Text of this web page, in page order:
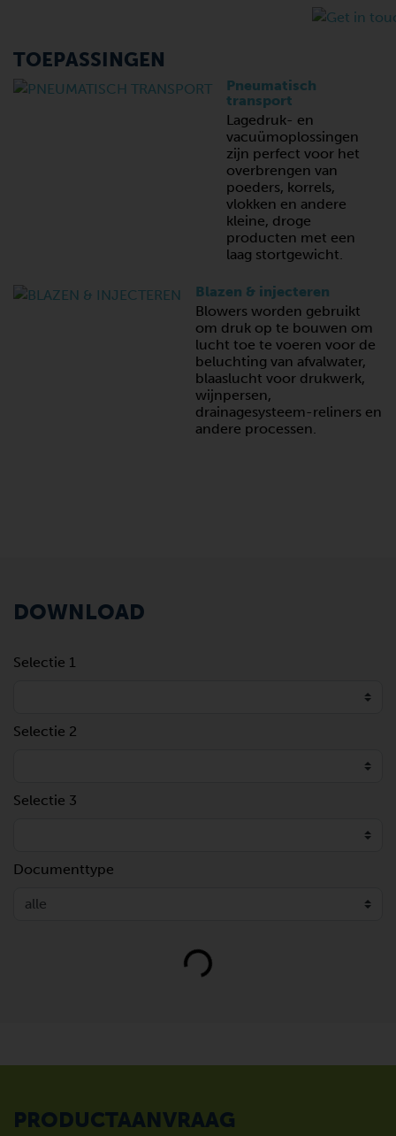
TOEPASSINGEN
Pneumatisch
transport
Lagedruk- en
vacuümoplossingen
zijn perfect voor het
overbrengen van
poeders, korrels,
vlokken en andere
kleine, droge
producten met een
laag stortgewicht.
Blazen & injecteren
Blowers worden gebruikt
om druk op te bouwen om
lucht toe te voeren voor de
beluchting van afvalwater,
blaaslucht voor drukwerk,
wijnpersen,
drainagesysteem-reliners en
andere processen.
DOWNLOAD
Selectie 1
Selectie 2
Selectie 3
Documenttype
Loading...
PRODUCTAANVRAAG